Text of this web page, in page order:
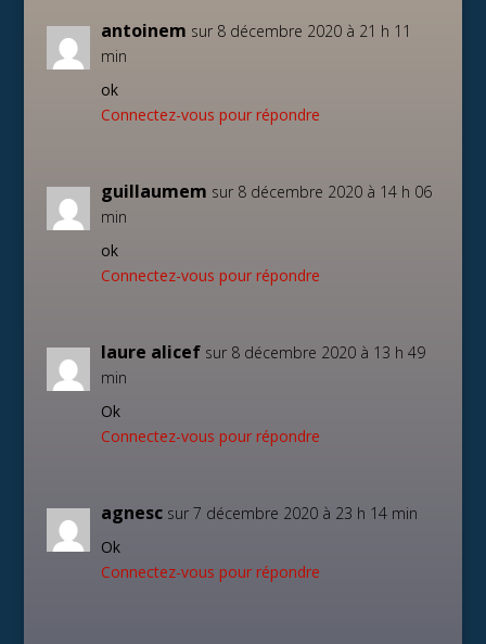
antoinem sur 8 décembre 2020 à 21 h 11
min
ok
Connectez-vous pour répondre
guillaumem sur 8 décembre 2020 à 14 h 06
min
ok
Connectez-vous pour répondre
laure alicef sur 8 décembre 2020 à 13 h 49
min
Ok
Connectez-vous pour répondre
agnesc sur 7 décembre 2020 à 23 h 14 min
Ok
Connectez-vous pour répondre